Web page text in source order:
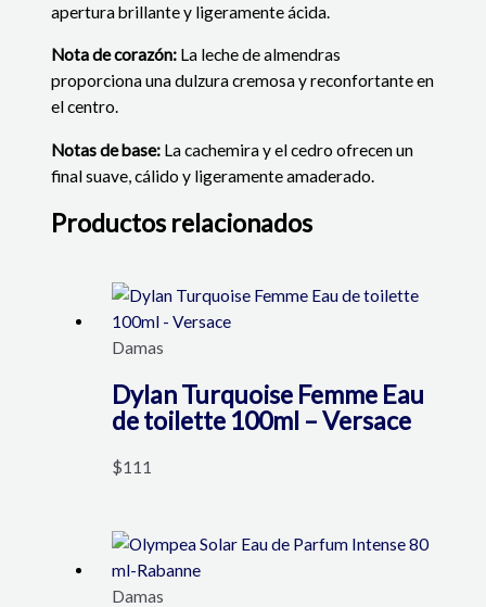
apertura brillante y ligeramente ácida.
Nota de corazón: La leche de almendras
proporciona una dulzura cremosa y reconfortante en
el centro.
Notas de base: La cachemira y el cedro ofrecen un
final suave, cálido y ligeramente amaderado.
Productos relacionados
Damas
Dylan Turquoise Femme Eau
de toilette 100ml – Versace
$111
Damas